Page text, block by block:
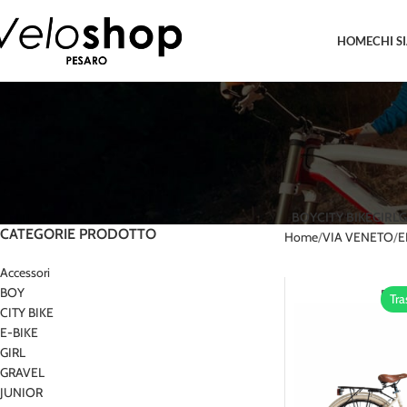
HOMECHI
BOYCITY BIKEGIRL
CATEGORIE PRODOTTO
Accessori
BOY
CITY BIKE
E-BIKE
GIRL
GRAVEL
JUNIOR
Home VIA VENETO